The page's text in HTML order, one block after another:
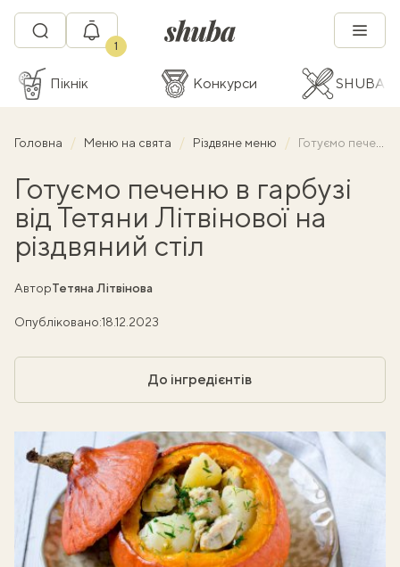
1
Пікнік Конкурси SHUBA
Головна Меню на свята Різдвяне меню Готуємо печеню в гарбузі від Тетяни Літвінової на різдвяний стіл
Готуємо печеню в гарбузі
від Тетяни Літвінової на
різдвяний стіл
АвторТетяна Літвінова
Опубліковано:18.12.2023
До інгредієнтів